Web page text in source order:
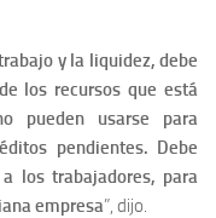
y la liquidez, debe
los recursos que está
pueden usarse para
pendientes. Debe
los trabajadores, para
empresa”, dijo.